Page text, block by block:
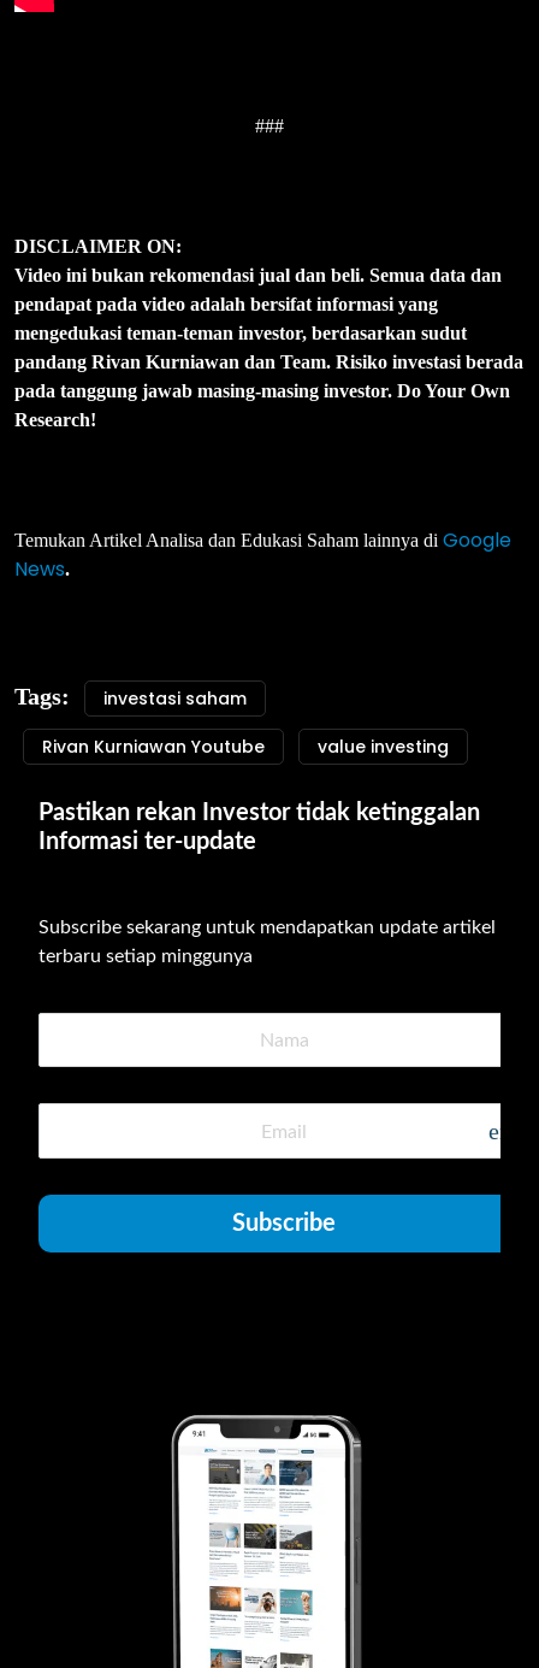
###
DISCLAIMER ON:
Video ini bukan rekomendasi jual dan beli. Semua data dan
pendapat pada video adalah bersifat informasi yang
mengedukasi teman-teman investor, berdasarkan sudut
pandang Rivan Kurniawan dan Team. Risiko investasi berada
pada tanggung jawab masing-masing investor. Do Your Own
Research!
Temukan Artikel Analisa dan Edukasi Saham lainnya di Google
News.
Tags:
investasi saham
Rivan Kurniawan Youtube
value investing
Pastikan rekan Investor tidak ketinggalan
Informasi ter-update
Subscribe sekarang untuk mendapatkan update artikel
terbaru setiap minggunya
Subscribe